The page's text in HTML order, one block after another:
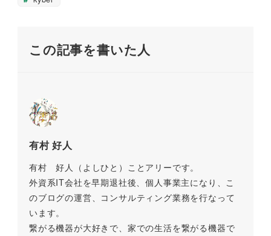
この記事を書いた人
有村 好人
有村 好人（よしひと）ことアリーです。
外資系IT会社を早期退社後、個人事業主になり、こ
のブログの運営、コンサルティング業務を行なって
います。
繋がる機器が大好きで、家での生活を繋がる機器で